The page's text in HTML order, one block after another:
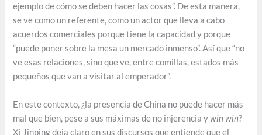
ejemplo de cómo se deben hacer las cosas”. De esta manera,
se ve como un referente, como un actor que lleva a cabo
acuerdos comerciales porque tiene la capacidad y porque
“puede poner sobre la mesa un mercado inmenso”. Así que “no
ve esas relaciones, sino que ve, entre comillas, estados más
pequeños que van a visitar al emperador”.
En este contexto, ¿la presencia de China no puede hacer más
mal que bien, pese a sus máximas de no injerencia ywin win?
Xi Jinping deja claro en sus discursos que entiende que el